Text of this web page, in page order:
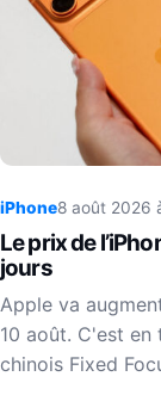
iPhone8 août 2026
Le prix de
jours
Apple va
10 août. C'est
chinois Fixed